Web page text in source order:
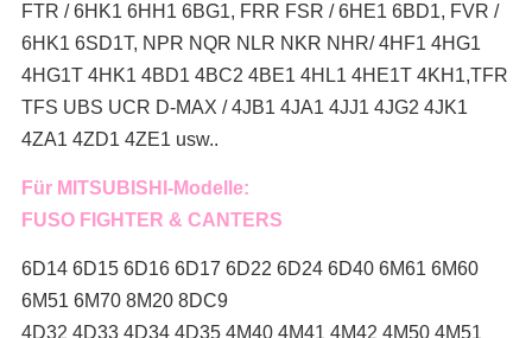
FTR / 6HK1 6HH1 6BG1, FRR FSR / 6HE1 6BD1, FVR /
6HK1 6SD1T, NPR NQR NLR NKR NHR/ 4HF1 4HG1
4HG1T 4HK1 4BD1 4BC2 4BE1 4HL1 4HE1T 4KH1,TFR
TFS UBS UCR D-MAX / 4JB1 4JA1 4JJ1 4JG2 4JK1
4ZA1 4ZD1 4ZE1 usw..
Für MITSUBISHI-Modelle:
FUSO FIGHTER & CANTERS
6D14 6D15 6D16 6D17 6D22 6D24 6D40 6M61 6M60
6M51 6M70 8M20 8DC9
4D32 4D33 4D34 4D35 4M40 4M41 4M42 4M50 4M51